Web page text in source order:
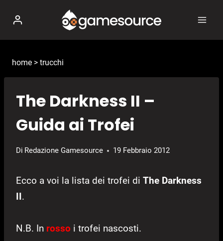
contenuto
home > trucchi
The Darkness II –
Guida ai Trofei
Di Redazione Gamesource 19 Febbraio 2012
Ecco a voi la lista dei trofei di The Darkness
II.
N.B. In rosso i trofei nascosti.